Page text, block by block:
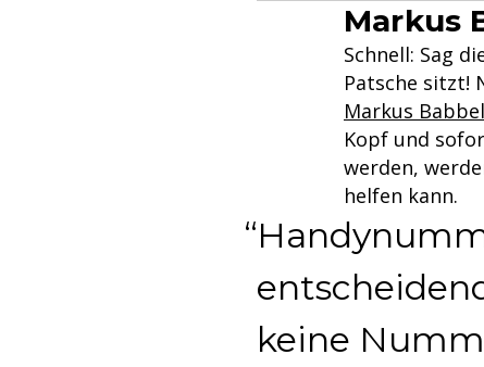
Markus
Schnell: Sag
Patsche sitzt!
Markus Babbel
Kopf und
werden,
helfen kann.
keine